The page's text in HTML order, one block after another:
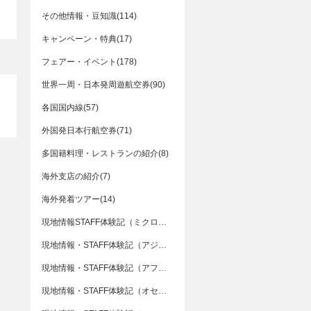
その他情報・豆知識(114)
キャンペーン・特典(17)
フェアー・イベント(178)
世界一周・日本発周遊航空券(90)
各国国内線(57)
外国発日本行航空券(71)
多国籍料理・レストランの紹介(8)
海外支店の紹介(7)
海外発着ツアー(14)
現地情報STAFF体験記（ミクロネシア）(4)
現地情報・STAFF体験記（アジア）(91)
現地情報・STAFF体験記（アフリカ）(15)
現地情報・STAFF体験記（オセアニア）(3)